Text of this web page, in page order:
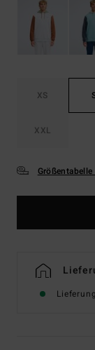
XS
XXL
Größentabelle